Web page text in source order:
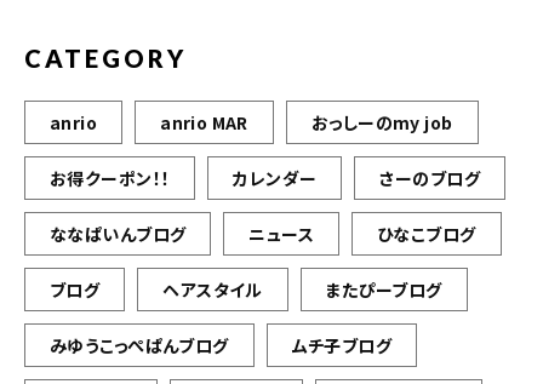
CATEGORY
anrio anrio MAR おっしーのmy job
お得クーポン！！ カレンダー さーのブログ
ななぱいんブログ ニュース ひなこブログ
ブログ ヘアスタイル またぴーブログ
みゆうこっぺぱんブログ ムチ子ブログ